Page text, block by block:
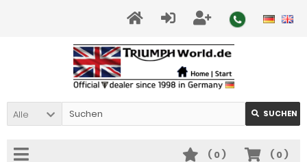
Alle SUCHEN
( 0)
( 0)